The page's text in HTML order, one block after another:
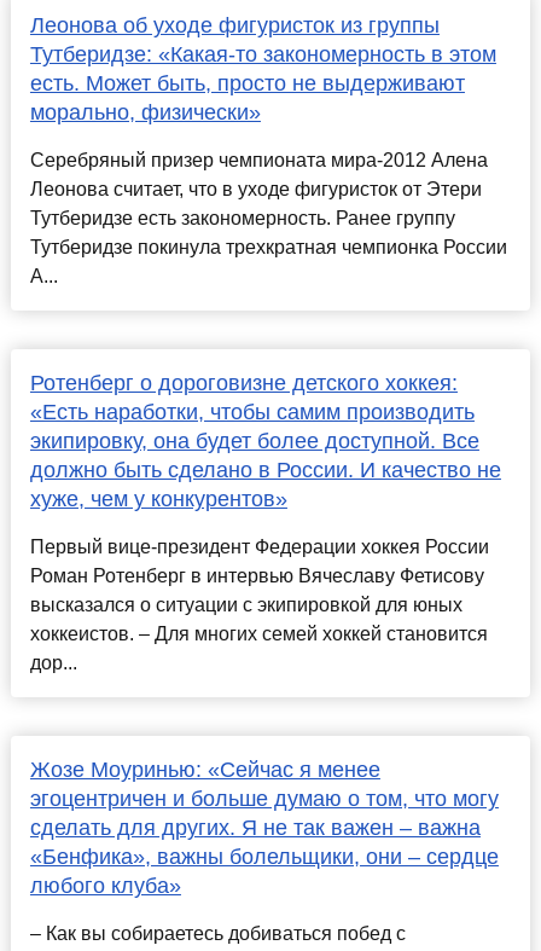
Леонова об уходе фигуристок из группы
Тутберидзе: «Какая-то закономерность в этом
есть. Может быть, просто не выдерживают
морально, физически»
Серебряный призер чемпионата мира-2012 Алена
Леонова считает, что в уходе фигуристок от Этери
Тутберидзе есть закономерность. Ранее группу
Тутберидзе покинула трехкратная чемпионка России
А...
Ротенберг о дороговизне детского хоккея:
«Есть наработки, чтобы самим производить
экипировку, она будет более доступной. Все
должно быть сделано в России. И качество не
хуже, чем у конкурентов»
Первый вице-президент Федерации хоккея России
Роман Ротенберг в интервью Вячеславу Фетисову
высказался о ситуации с экипировкой для юных
хоккеистов. – Для многих семей хоккей становится
дор...
Жозе Моуринью: «Сейчас я менее
эгоцентричен и больше думаю о том, что могу
сделать для других. Я не так важен – важна
«Бенфика», важны болельщики, они – сердце
любого клуба»
– Как вы собираетесь добиваться побед с